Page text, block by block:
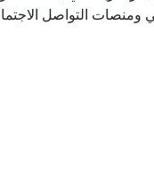
ومنصات التواصل